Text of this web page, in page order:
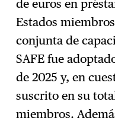
de euros en
Estados
conjunta de
SAFE fue
de 2025 y, en
suscrito en su
miembros.